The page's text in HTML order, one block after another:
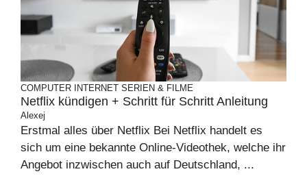
COMPUTER INTERNET SERIEN & FILME
Netflix kündigen + Schritt für Schritt Anleitung
Alexej
Erstmal alles über Netflix Bei Netflix handelt es
sich um eine bekannte Online-Videothek, welche ihr
Angebot inzwischen auch auf Deutschland, ...